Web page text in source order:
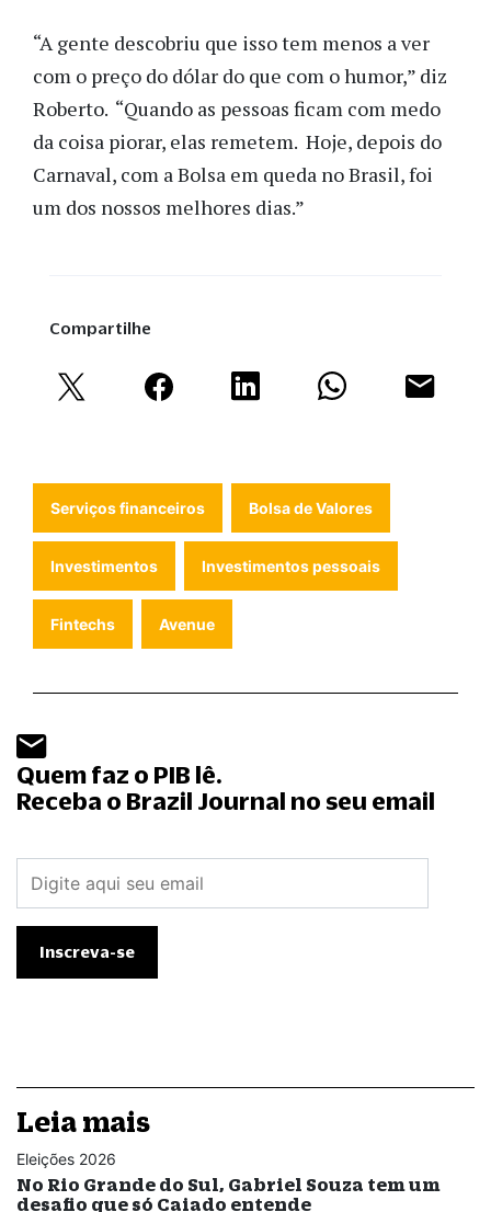
“A gente descobriu que isso tem menos a ver
com o preço do dólar do que com o humor,” diz
Roberto. “Quando as pessoas ficam com medo
da coisa piorar, elas remetem. Hoje, depois do
Carnaval, com a Bolsa em queda no Brasil, foi
um dos nossos melhores dias.”
Compartilhe
Serviços financeiros Bolsa de Valores
Investimentos Investimentos pessoais
Fintechs Avenue
Quem faz o PIB lê.
Receba o Brazil Journal no seu email
Leia mais
Eleições 2026
No Rio Grande do Sul, Gabriel Souza tem um
desafio que só Caiado entende